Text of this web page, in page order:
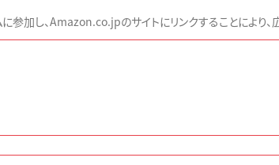
加し、Amazon.co.jpのサイトにリンクすることにより、